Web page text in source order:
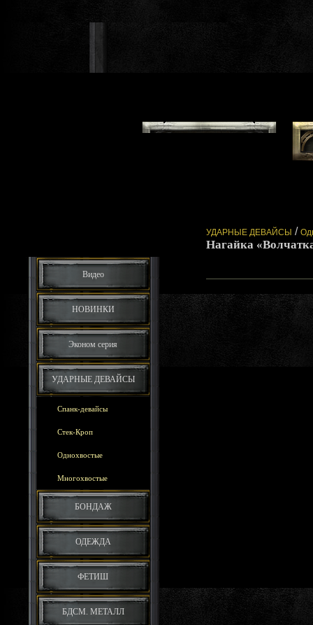
Видео
НОВИНКИ
Эконом серия
УДАРНЫЕ ДЕВАЙСЫ
Спанк-девайсы
Стек-Кроп
Однохвостые
Многохвостые
БОНДАЖ
ОДЕЖДА
ФЕТИШ
БДСМ. МЕТАЛЛ
УДАРНЫЕ ДЕВАЙСЫ /
Нагайка